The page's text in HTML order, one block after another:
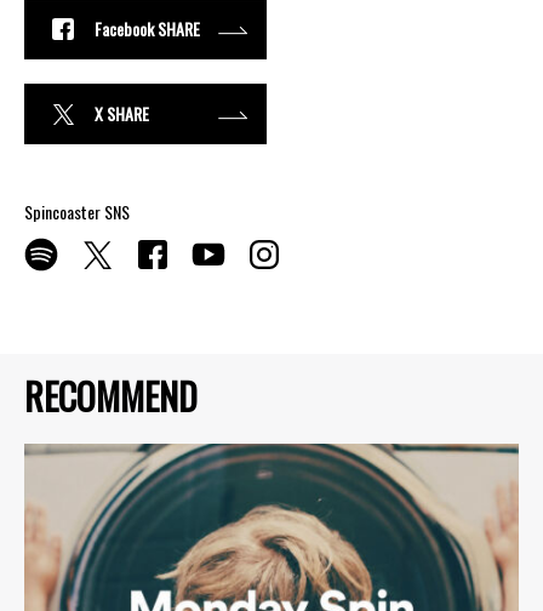
RECOMMEND
Facebook SHARE
X SHARE
Spincoaster SNS